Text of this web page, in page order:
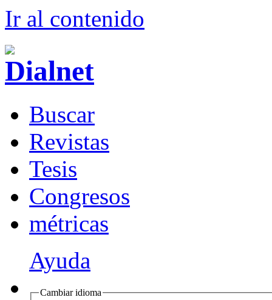
Ir al contenido
Buscar
Revistas
Tesis
Congresos
métricas
Ayuda
Cambiar idioma